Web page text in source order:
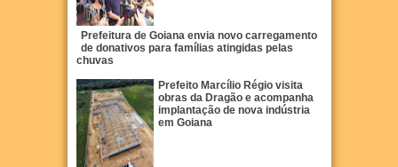
Prefeitura de Goiana envia novo carregamento
de donativos para famílias atingidas pelas
chuvas
Prefeito Marcílio Régio visita
obras da Dragão e acompanha
implantação de nova indústria
em Goiana